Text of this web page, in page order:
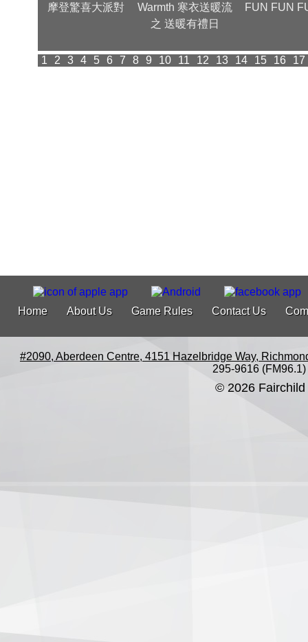
摩登驚喜大派對
Warmth 寒衣送暖流
之 送暖有禮日
FUN FUN
1 2 3 4 5 6 7 8 9 10 11 12 13 14 15 16 17
Home About Us Game Rules Contact Us
#2090, Aberdeen Centre, 4151 Hazelbridge Way,
295-9616 (FM96.1)
© 2026 Fairchild